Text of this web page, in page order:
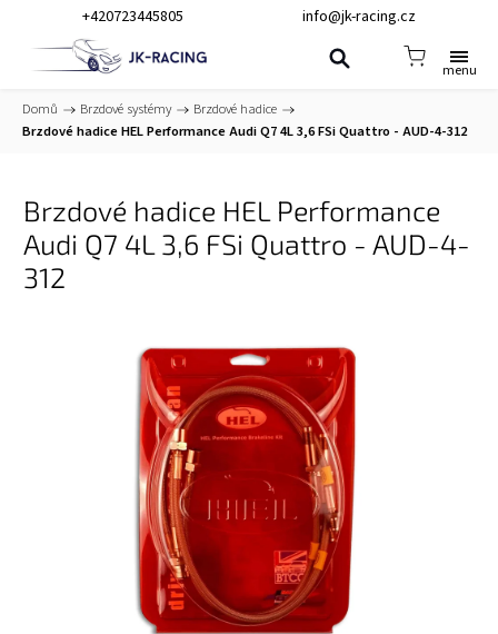
+420723445805 info@jk-racing.cz
Domů / Brzdové systémy / Brzdové hadice /
Brzdové hadice HEL Performance Audi Q7 4L 3,6 FSi Quattro - AUD-4-312
Brzdové hadice HEL Performance
Audi Q7 4L 3,6 FSi Quattro - AUD-4-
312